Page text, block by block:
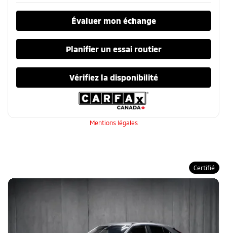
Évaluer mon échange
Planifier un essai routier
Vérifiez la disponibilité
Mentions légales
Certifié